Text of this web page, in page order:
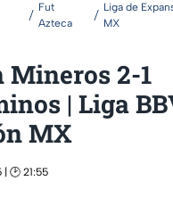
Fut
Azteca
Liga de
MX
Mineros 2-1
| Liga
MX
🕑 21:55